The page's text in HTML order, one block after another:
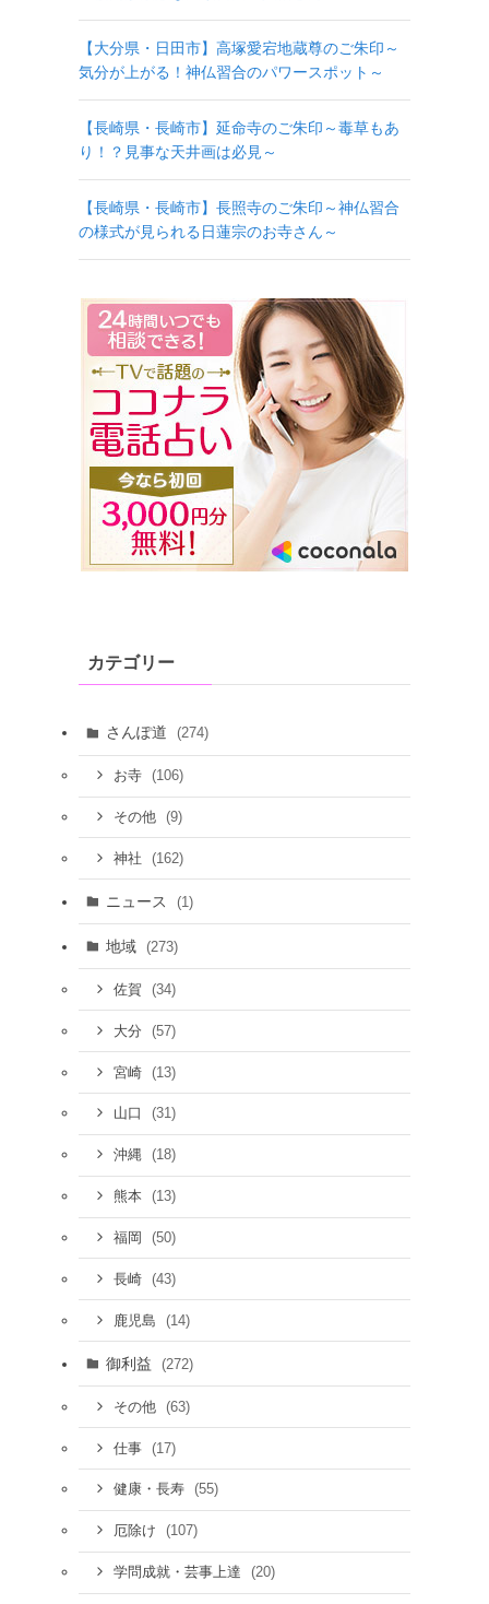
【大分県・日田市】高塚愛宕地蔵尊のご朱印～
気分が上がる！神仏習合のパワースポット～
【長崎県・長崎市】延命寺のご朱印～毒草もあ
り！？見事な天井画は必見～
【長崎県・長崎市】長照寺のご朱印～神仏習合
の様式が見られる日蓮宗のお寺さん～
カテゴリー
さんぽ道 (274)
お寺 (106)
その他 (9)
神社 (162)
ニュース (1)
地域 (273)
佐賀 (34)
大分 (57)
宮崎 (13)
山口 (31)
沖縄 (18)
熊本 (13)
福岡 (50)
長崎 (43)
鹿児島 (14)
御利益 (272)
その他 (63)
仕事 (17)
健康・長寿 (55)
厄除け (107)
学問成就・芸事上達 (20)